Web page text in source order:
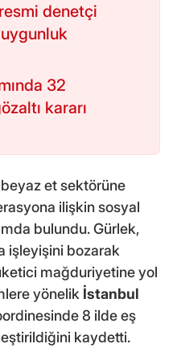
denetçi
32
kararı
beyaz et sektörüne
ilişkin sosyal
bulundu. Gürlek,
işleyişini bozarak
mağduriyetine yol
yönelik İstanbul
8 ilde eş
kaydetti.